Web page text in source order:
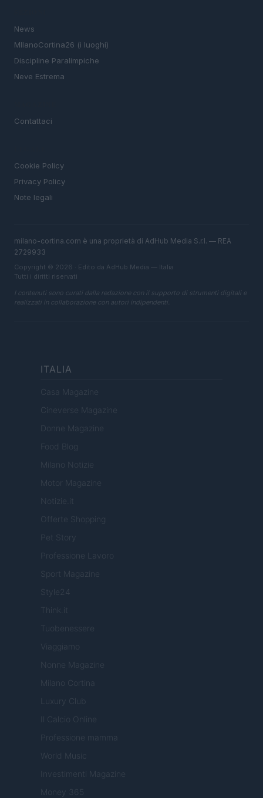
News
MIlanoCortina26 (i luoghi)
Discipline Paralimpiche
Neve Estrema
Contattaci
Cookie Policy
Privacy Policy
Note legali
milano-cortina.com è una proprietà di AdHub Media S.r.l. — REA
2729933
Copyright © 2026 · Edito da AdHub Media — Italia
Tutti i diritti riservati
I contenuti sono curati dalla redazione con il supporto di strumenti digitali e
realizzati in collaborazione con autori indipendenti.
ITALIA
Casa Magazine
Cineverse Magazine
Donne Magazine
Food Blog
Milano Notizie
Motor Magazine
Notizie.it
Offerte Shopping
Pet Story
Professione Lavoro
Sport Magazine
Style24
Think.it
Tuobenessere
Viaggiamo
Nonne Magazine
Milano Cortina
Luxury Club
Il Calcio Online
Professione mamma
World Music
Investimenti Magazine
Money 365